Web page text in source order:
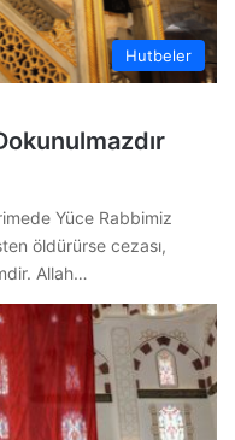
Hutbeler
Yüce Rabbimiz
öldürürse cezası,
Allah…